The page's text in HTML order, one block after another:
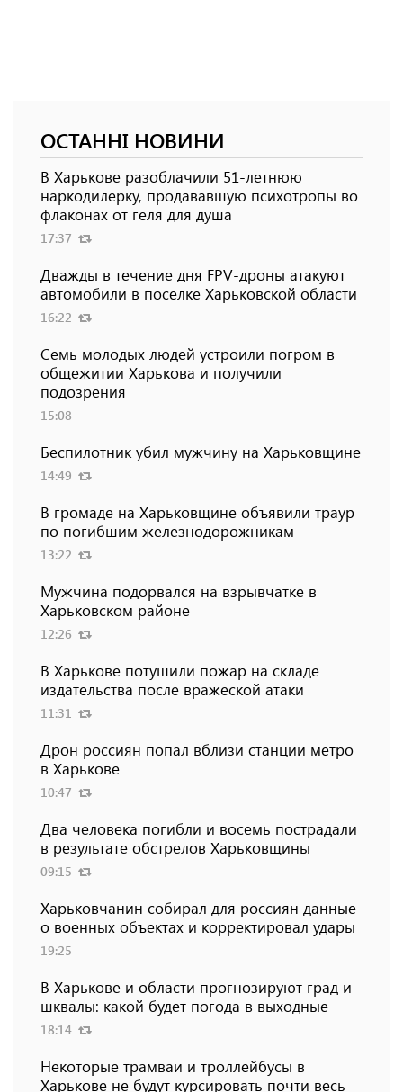
ОСТАННІ НОВИНИ
В Харькове разоблачили 51-летнюю
наркодилерку, продававшую психотропы во
флаконах от геля для душа
17:37
Дважды в течение дня FPV-дроны атакуют
автомобили в поселке Харьковской области
16:22
Семь молодых людей устроили погром в
общежитии Харькова и получили
подозрения
15:08
Беспилотник убил мужчину на Харьковщине
14:49
В громаде на Харьковщине объявили траур
по погибшим железнодорожникам
13:22
Мужчина подорвался на взрывчатке в
Харьковском районе
12:26
В Харькове потушили пожар на складе
издательства после вражеской атаки
11:31
Дрон россиян попал вблизи станции метро
в Харькове
10:47
Два человека погибли и восемь пострадали
в результате обстрелов Харьковщины
09:15
Харьковчанин собирал для россиян данные
о военных объектах и ​​корректировал удары
19:25
В Харькове и области прогнозируют град и
шквалы: какой будет погода в выходные
18:14
Некоторые трамваи и троллейбусы в
Харькове не будут курсировать почти весь